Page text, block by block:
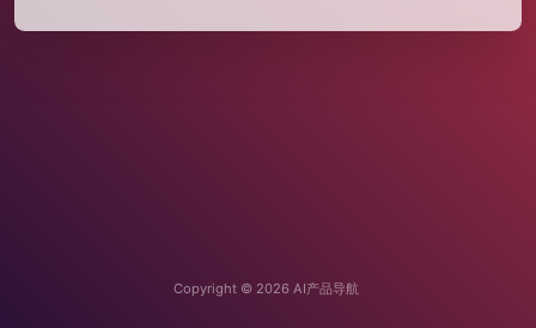
Copyright © 2026 AI产品导航